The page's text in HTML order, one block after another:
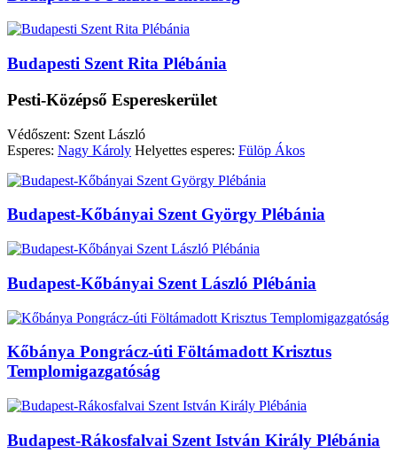
Budapesti Szent Rita Plébánia
Pesti-Középső Espereskerület
Védőszent: Szent László
Esperes: Nagy Károly Helyettes esperes: Fülöp Ákos
Budapest-Kőbányai Szent György Plébánia
Budapest-Kőbányai Szent László Plébánia
Kőbánya Pongrácz-úti Föltámadott Krisztus
Templomigazgatóság
Budapest-Rákosfalvai Szent István Király Plébánia